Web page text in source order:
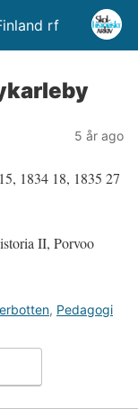
rf
5 år ago
1834 18, 1835 27
II, Porvoo
, Pedagogi